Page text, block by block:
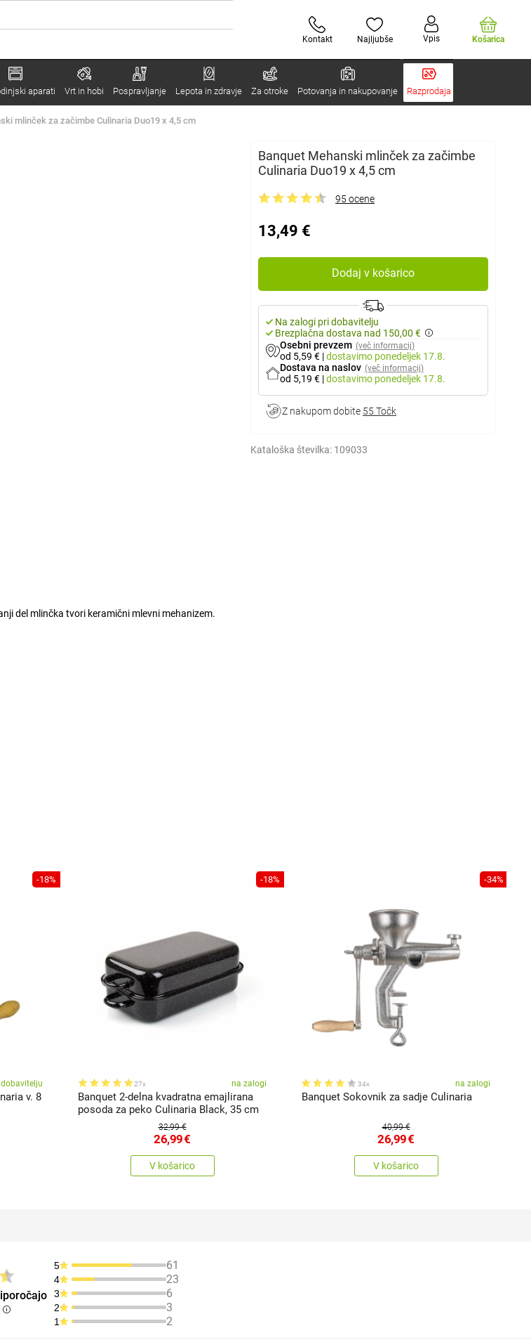
Kontakt Najljubše Vpis Košarica
aparati Vrt in hobi Pospravljanje Lepota in zdravje Za otroke Potovanja in nakupovanje Razprodaja
mlinček za začimbe Culinaria Duo19 x 4,5 cm
Banquet Mehanski mlinček za začimbe
Culinaria Duo19 x 4,5 cm
95 ocene
13,49 €
Dodaj v košarico
Na zalogi pri dobavitelju
Brezplačna dostava nad 150,00 €
Osebni prevzem (več informacij)
od 5,59 € |dostavimo ponedeljek 17.8.
Dostava na naslov (več informacij)
od 5,19 € |dostavimo ponedeljek 17.8.
Z nakupom dobite 55 Točk
Kataloška številka: 109033
del mlinčka tvori keramični mlevni mehanizem.
-18%
v. 8
-18%
27x na zalogi
Banquet 2-delna kvadratna emajlirana
posoda za peko Culinaria Black, 35 cm
32,99 €
26,99€
V košarico
-34%
34x na zalogi
Banquet Sokovnik za sadje Culinaria
40,99 €
26,99€
V košarico
5 61
4 23
3 6
2 3
1 2